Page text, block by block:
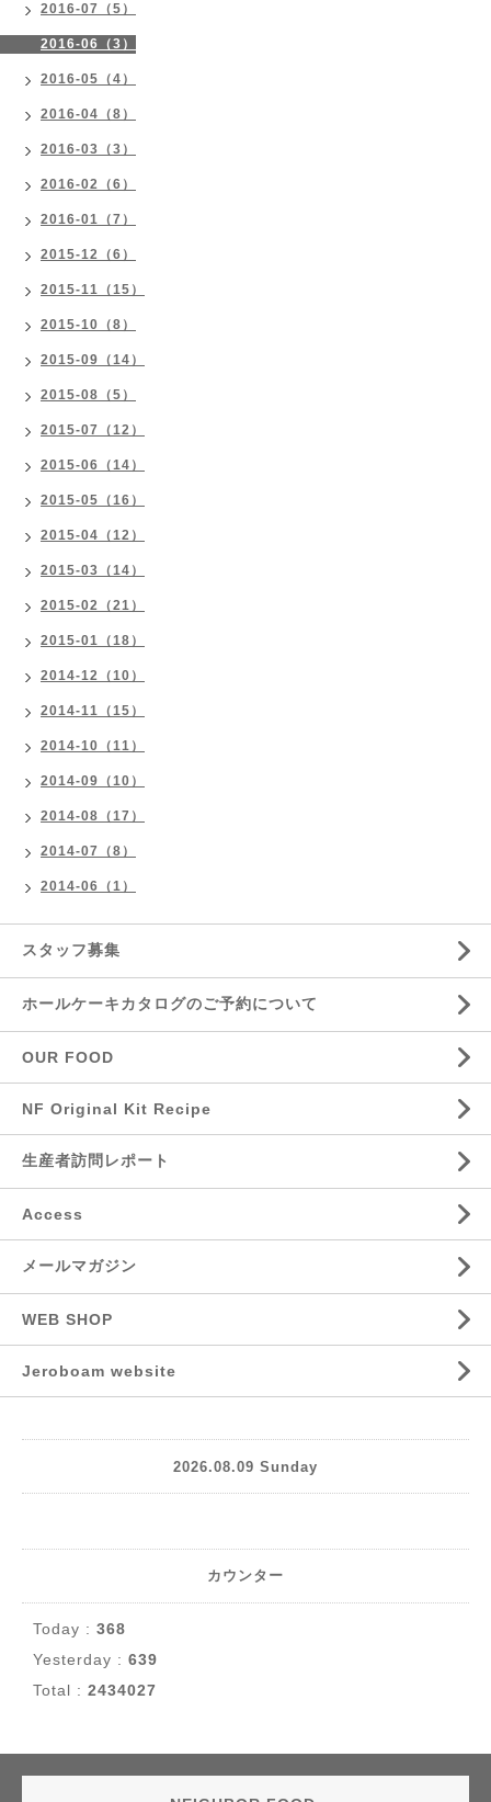
2016-07（5）
2016-06（3）
2016-05（4）
2016-04（8）
2016-03（3）
2016-02（6）
2016-01（7）
2015-12（6）
2015-11（15）
2015-10（8）
2015-09（14）
2015-08（5）
2015-07（12）
2015-06（14）
2015-05（16）
2015-04（12）
2015-03（14）
2015-02（21）
2015-01（18）
2014-12（10）
2014-11（15）
2014-10（11）
2014-09（10）
2014-08（17）
2014-07（8）
2014-06（1）
スタッフ募集
ホールケーキカタログのご予約について
OUR FOOD
NF Original Kit Recipe
生産者訪問レポート
Access
メールマガジン
WEB SHOP
Jeroboam website
2026.08.09 Sunday
カウンター
Today : 368
Yesterday : 639
Total : 2434027